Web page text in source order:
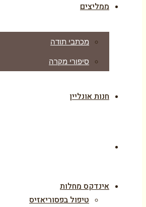
ממליצים
מכתבי תודה
סיפורי מקרה
חנות אונליין
אינדקס מחלות
טיפול בפסוריאזיס